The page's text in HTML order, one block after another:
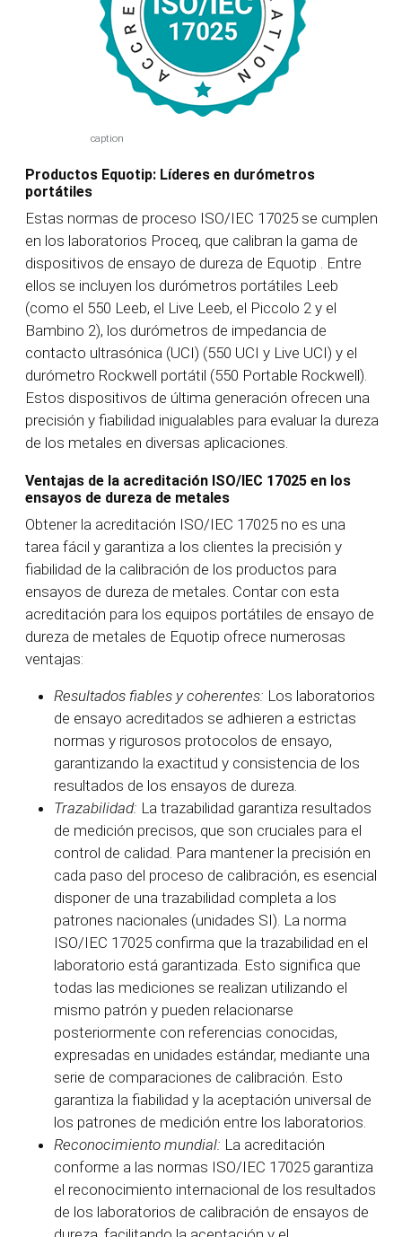
caption
Productos Equotip: Líderes en durómetros
portátiles
Estas normas de proceso ISO/IEC 17025 se cumplen
en los laboratorios Proceq, que calibran la gama de
dispositivos de ensayo de dureza de Equotip . Entre
ellos se incluyen los durómetros portátiles Leeb
(como el 550 Leeb, el Live Leeb, el Piccolo 2 y el
Bambino 2), los durómetros de impedancia de
contacto ultrasónica (UCI) (550 UCI y Live UCI) y el
durómetro Rockwell portátil (550 Portable Rockwell).
Estos dispositivos de última generación ofrecen una
precisión y fiabilidad inigualables para evaluar la dureza
de los metales en diversas aplicaciones.
Ventajas de la acreditación ISO/IEC 17025 en los
ensayos de dureza de metales
Obtener la acreditación ISO/IEC 17025 no es una
tarea fácil y garantiza a los clientes la precisión y
fiabilidad de la calibración de los productos para
ensayos de dureza de metales. Contar con esta
acreditación para los equipos portátiles de ensayo de
dureza de metales de Equotip ofrece numerosas
ventajas:
Resultados fiables y coherentes: Los laboratorios
de ensayo acreditados se adhieren a estrictas
normas y rigurosos protocolos de ensayo,
garantizando la exactitud y consistencia de los
resultados de los ensayos de dureza.
Trazabilidad: La trazabilidad garantiza resultados
de medición precisos, que son cruciales para el
control de calidad. Para mantener la precisión en
cada paso del proceso de calibración, es esencial
disponer de una trazabilidad completa a los
patrones nacionales (unidades SI). La norma
ISO/IEC 17025 confirma que la trazabilidad en el
laboratorio está garantizada. Esto significa que
todas las mediciones se realizan utilizando el
mismo patrón y pueden relacionarse
posteriormente con referencias conocidas,
expresadas en unidades estándar, mediante una
serie de comparaciones de calibración. Esto
garantiza la fiabilidad y la aceptación universal de
los patrones de medición entre los laboratorios.
Reconocimiento mundial: La acreditación
conforme a las normas ISO/IEC 17025 garantiza
el reconocimiento internacional de los resultados
de los laboratorios de calibración de ensayos de